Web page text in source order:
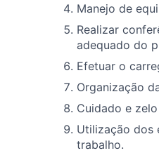
Manejo de
Realizar
adequado do
Efetuar o
Organização
Cuidado e
Utilização dos
trabalho.